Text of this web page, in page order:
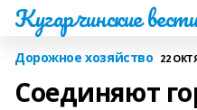
Кугарчинские
Дорожное хозяйство 22
Соединяют